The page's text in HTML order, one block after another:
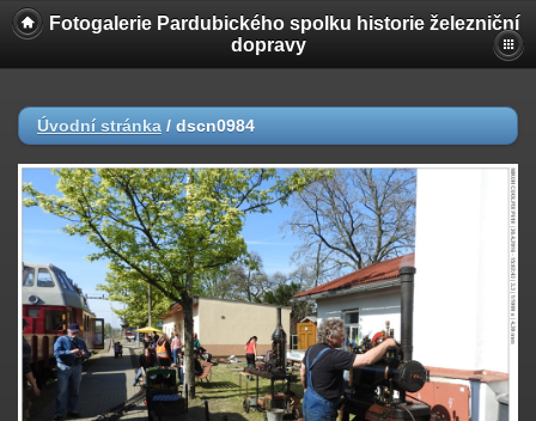
Fotogalerie Pardubického spolku historie železniční
dopravy
Úvodní stránka / dscn0984